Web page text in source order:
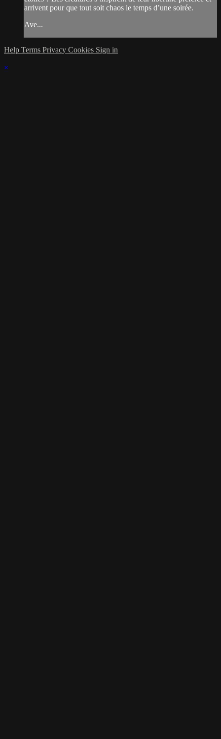
arrivent pour que tout soit chaos le temps d’une soirée.
Ave...
Help Terms Privacy Cookies Sign in
×